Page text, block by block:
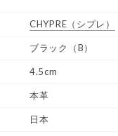
CHYPRE （シプレ）
ブラック（B）
4.5cm
本革
日本